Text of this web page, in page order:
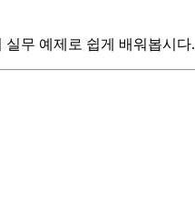
실무 예제로 쉽게 배워봅시다.